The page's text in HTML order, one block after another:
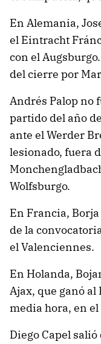
En Alemania,
el Eintracht
con el
del cierre por
Andrés Palop no
partido del año
ante el Werder
lesionado, fuera
Wolfsburgo.
En Francia,
de la
el Valenciennes.
En Holanda,
Ajax, que ganó al
media hora, en
Diego Capel